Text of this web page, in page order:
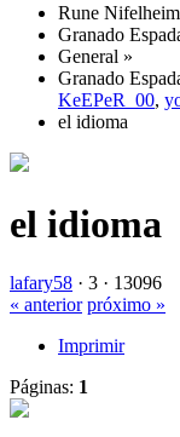
Rune Nifelheim
Granado
General »
Granado
KeEPeR_00,
el idioma
el idioma
lafary58 · 3 · 13096
« anterior próximo »
Imprimir
Páginas: 1